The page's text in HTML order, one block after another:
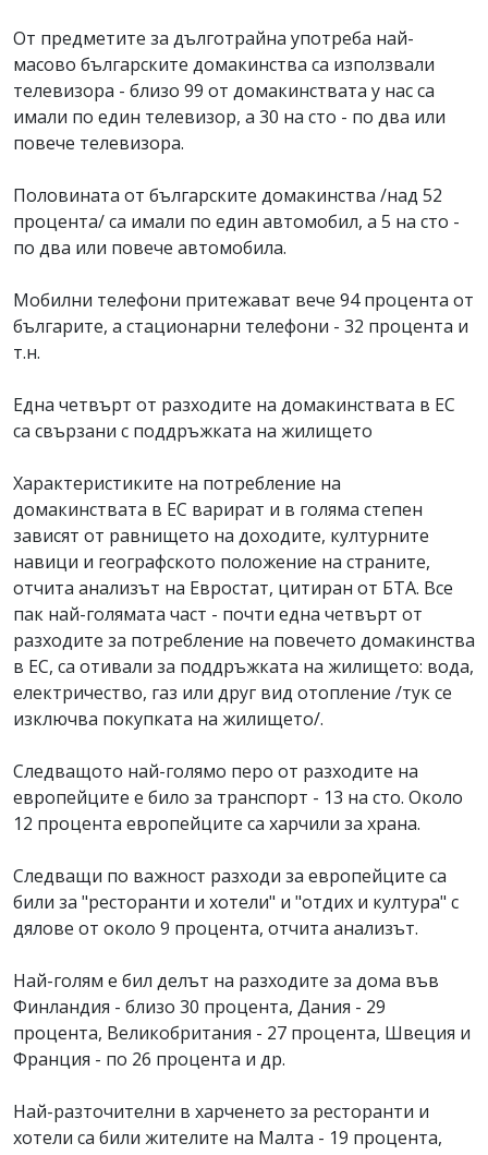
От предметите за дълготрайна употреба най-
масово българските домакинства са използвали
телевизора - близо 99 от домакинствата у нас са
имали по един телевизор, а 30 на сто - по два или
повече телевизора.
Половината от българските домакинства /над 52
процента/ са имали по един автомобил, а 5 на сто -
по два или повече автомобила.
Мобилни телефони притежават вече 94 процента от
българите, а стационарни телефони - 32 процента и
т.н.
Една четвърт от разходите на домакинствата в ЕС
са свързани с поддръжката на жилището
Характеристиките на потребление на
домакинствата в ЕС варират и в голяма степен
зависят от равнището на доходите, културните
навици и географското положение на страните,
отчита анализът на Евростат, цитиран от БТА. Все
пак най-голямата част - почти една четвърт от
разходите за потребление на повечето домакинства
в ЕС, са отивали за поддръжката на жилището: вода,
електричество, газ или друг вид отопление /тук се
изключва покупката на жилището/.
Следващото най-голямо перо от разходите на
европейците е било за транспорт - 13 на сто. Около
12 процента европейците са харчили за храна.
Следващи по важност разходи за европейците са
били за "ресторанти и хотели" и "отдих и култура" с
дялове от около 9 процента, отчита анализът.
Най-голям е бил делът на разходите за дома във
Финландия - близо 30 процента, Дания - 29
процента, Великобритания - 27 процента, Швеция и
Франция - по 26 процента и др.
Най-разточителни в харченето за ресторанти и
хотели са били жителите на Малта - 19 процента,